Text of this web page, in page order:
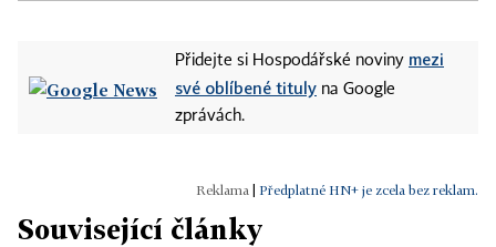
Přidejte si Hospodářské noviny mezi
své oblíbené tituly na Google
zprávách.
Předplatné HN+ je zcela bez reklam.
Související články